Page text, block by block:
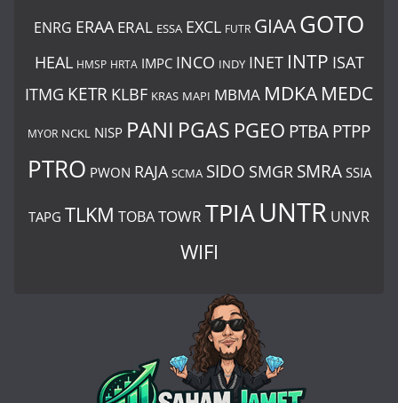
ENRG ERAA ERAL ESSA EXCL FUTR GIAAGOTO
HEAL HMSP HRTA IMPC INCO INDY INET INTP ISAT
ITMG KETR KLBF KRAS MAPI MBMA MDKA MEDC
MYOR NCKL NISP PANI PGAS PGEO PTBAPTPP
PTRO PWON RAJA SCMA SIDO SMGR SMRA SSIA
TAPG TLKM TOBATOWR TPIAUNTR UNVR
WIFI